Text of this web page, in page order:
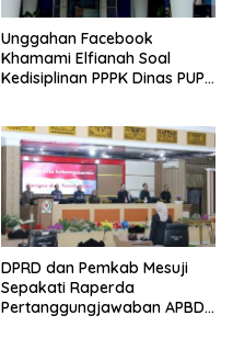
Unggahan Facebook
Khamami Elfianah Soal
Kedisiplinan PPPK Dinas PUPR
DPRD dan Pemkab Mesuji
Sepakati Raperda
Pertanggungjawaban APBD